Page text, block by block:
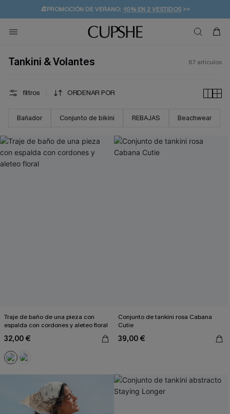
👒PROMOCIÓN DE VERANO:-10% EN 2 VESTIDOS>>
💌¡SUSCRIBIRSE & GANAR -10% EXTRA!
🚚ENVÍO GRATUITO A PARTIR DE 49 € >>
Tankini & Volantes 67 artículos
filtros ORDENAR POR
Bañador Conjunto de bikini REBAJAS Beachwear
Traje de baño de una pieza con
espalda con cordones y aleteo floral
32,00 €
Conjunto de tankini rosa Cabana
Cutie
39,00 €